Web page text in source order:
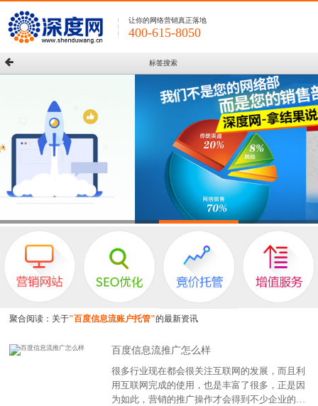
让你的网络营销真正落地
400-615-8050
标签搜索
聚合阅读：关于"百度信息流账户托管"的最新资讯
百度信息流推广怎么样
很多行业现在都会很关注互联网的发展，而且利
用互联网完成的使用，也是丰富了很多，正是因
为如此，营销的推广操作才会得到不少企业的认